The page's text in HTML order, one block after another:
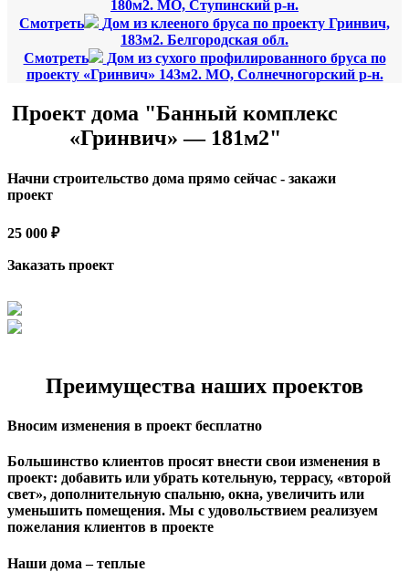
180м2. МО, Ступинский р-н.
Смотреть
Дом из клееного бруса по проекту Гринвич,
183м2. Белгородская обл.
Смотреть
Дом из сухого профилированного бруса по
проекту «Гринвич» 143м2. МО, Солнечногорский р-н.
Проект дома "Банный комплекс
«Гринвич» — 181м2"
Начни строительство дома прямо сейчас - закажи
проект
25 000 ₽
Заказать проект
Преимущества наших проектов
Вносим изменения в проект бесплатно
Большинство клиентов просят внести свои изменения в
проект: добавить или убрать котельную, террасу, «второй
свет», дополнительную спальню, окна, увеличить или
уменьшить помещения. Мы с удовольствием реализуем
пожелания клиентов в проекте
Наши дома – теплые